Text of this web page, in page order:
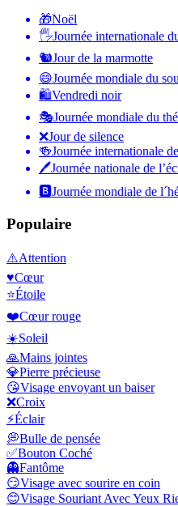
🎁Noël
🖐Journée internationale
🐿Jour de la marmotte
😄Journée mondiale du
🛍Vendredi noir
🎭Journée mondiale du
❌Jour de silence
🍻Journée internationale
🖊Journée nationale de
🅱️Journée mondiale de
Populaire
⚠️Attention
♥️Cœur
⭐Étoile
❤️Cœur rouge
☀️Soleil
🙏Mains jointes
💎Pierre précieuse
😘Visage envoyant un baiser
❌Croix
⚡Éclair
💭Bulle de pensée
✅Bouton Coché
👻Fantôme
😏Visage avec sourire en coin
😊Visage Souriant Avec Yeux